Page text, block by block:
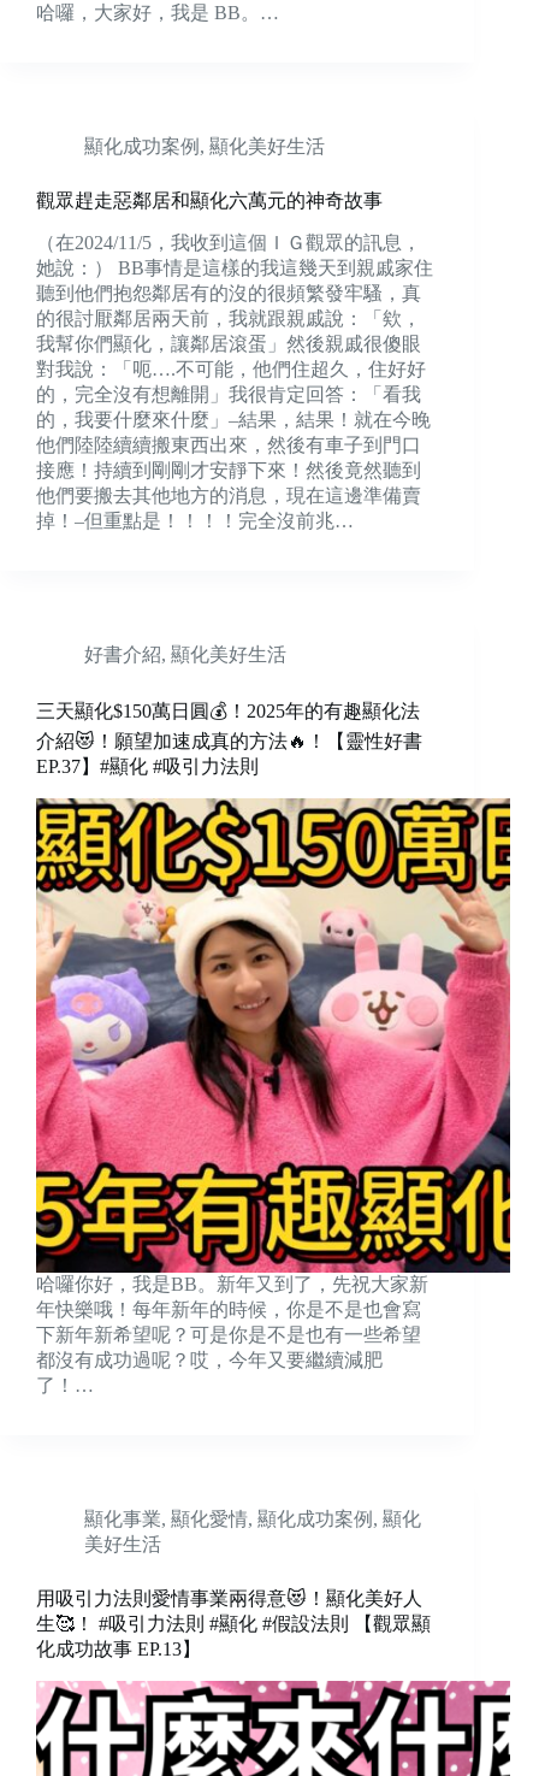
哈囉，大家好，我是 BB。…
顯化成功案例 , 顯化美好生活
觀眾趕走惡鄰居和顯化六萬元的神奇故事
（在2024/11/5，我收到這個ＩＧ觀眾的訊息，
她說：） BB事情是這樣的我這幾天到親戚家住
聽到他們抱怨鄰居有的沒的很頻繁發牢騷，真
的很討厭鄰居兩天前，我就跟親戚說：「欸，
我幫你們顯化，讓鄰居滾蛋」然後親戚很傻眼
對我說：「呃….不可能，他們住超久，住好好
的，完全沒有想離開」我很肯定回答：「看我
的，我要什麼來什麼」–結果，結果！就在今晚
他們陸陸續續搬東西出來，然後有車子到門口
接應！持續到剛剛才安靜下來！然後竟然聽到
他們要搬去其他地方的消息，現在這邊準備賣
掉！–但重點是！！！！完全沒前兆…
好書介紹, 顯化美好生活
三天顯化$150萬日圓💰！2025年的有趣顯化法
介紹😻！願望加速成真的方法🔥！【靈性好書
EP.37】#顯化 #吸引力法則
哈囉你好，我是BB。新年又到了，先祝大家新
年快樂哦！每年新年的時候，你是不是也會寫
下新年新希望呢？可是你是不是也有一些希望
都沒有成功過呢？哎，今年又要繼續減肥
了！…
顯化事業, 顯化愛情, 顯化成功案例 , 顯化
美好生活
用吸引力法則愛情事業兩得意😻！顯化美好人
生🥰！ #吸引力法則 #顯化 #假設法則 【觀眾顯
化成功故事 EP.13】